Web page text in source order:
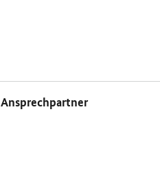
Ansprechpartner